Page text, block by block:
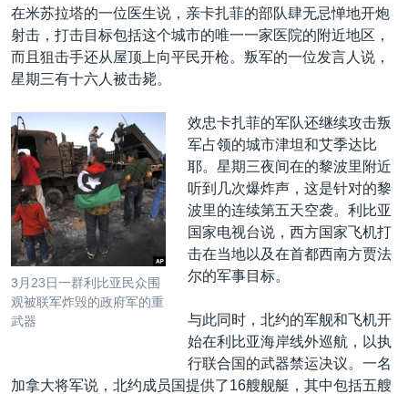
在米苏拉塔的一位医生说，亲卡扎菲的部队肆无忌惮地开炮
射击，打击目标包括这个城市的唯一一家医院的附近地区，
而且狙击手还从屋顶上向平民开枪。叛军的一位发言人说，
星期三有十六人被击毙。
3月23日一群利比亚民众围
观被联军炸毁的政府军的重
武器
效忠卡扎菲的军队还继续攻击叛
军占领的城市津坦和艾季达比
耶。星期三夜间在的黎波里附近
听到几次爆炸声，这是针对的黎
波里的连续第五天空袭。利比亚
国家电视台说，西方国家飞机打
击在当地以及在首都西南方贾法
尔的军事目标。
与此同时，北约的军舰和飞机开
始在利比亚海岸线外巡航，以执
行联合国的武器禁运决议。一名
加拿大将军说，北约成员国提供了16艘舰艇，其中包括五艘